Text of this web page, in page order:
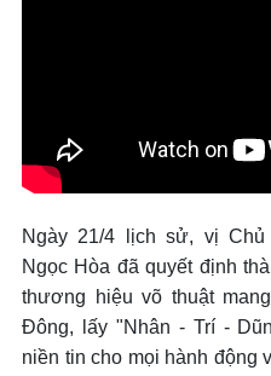
Ngày 21/4 lịch sử, vị
Ngọc Hòa đã quyết định
thương hiệu võ thuật
Đông, lấy "Nhân - Trí -
niền tin cho mọi hành động